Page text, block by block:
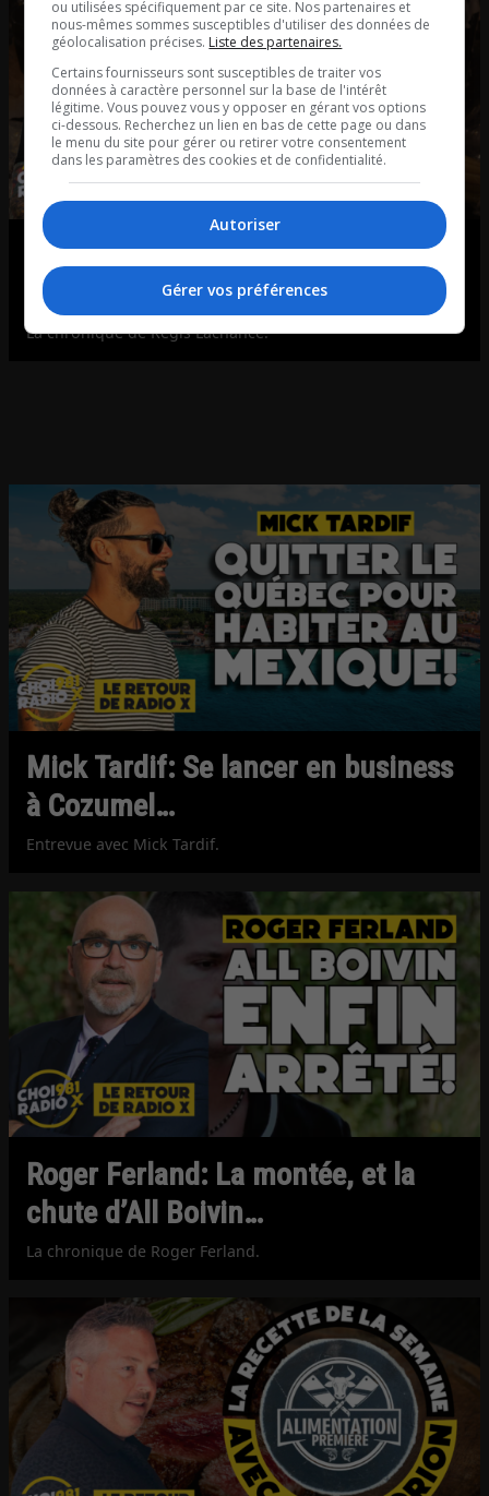
Régis le Divergeant vous prédit
l’avenir….
La chronique de Régis Lachance.
Mick Tardif: Se lancer en business
à Cozumel…
Entrevue avec Mick Tardif.
Roger Ferland: La montée, et la
chute d’All Boivin…
La chronique de Roger Ferland.
ou utilisées spécifiquement par ce site. Nos partenaires et
nous-mêmes sommes susceptibles d'utiliser des données de
géolocalisation précises. Liste des partenaires.
Certains fournisseurs sont susceptibles de traiter vos
données à caractère personnel sur la base de l'intérêt
légitime. Vous pouvez vous y opposer en gérant vos options
ci-dessous. Recherchez un lien en bas de cette page ou dans
le menu du site pour gérer ou retirer votre consentement
dans les paramètres des cookies et de confidentialité.
Autoriser
Gérer vos préférences